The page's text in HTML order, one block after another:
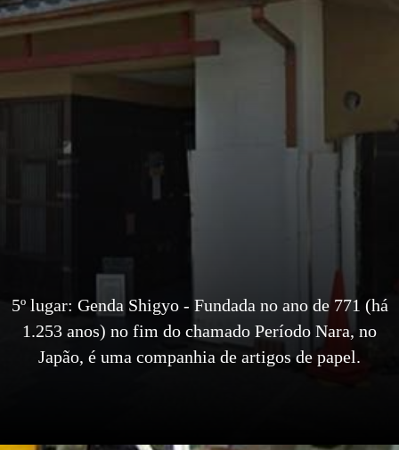
5º lugar: Genda Shigyo - Fundada no ano de 771 (há
1.253 anos) no fim do chamado Período Nara, no
Japão, é uma companhia de artigos de papel.